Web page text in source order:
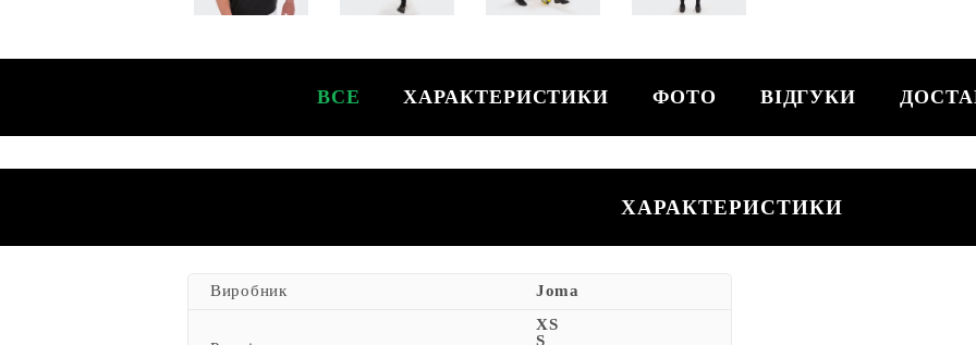
ВСЕ ХАРАКТЕРИСТИКИ ФОТО ВІДГУКИ
ХАРАКТЕРИСТИКИ
Виробник Joma
XS
S